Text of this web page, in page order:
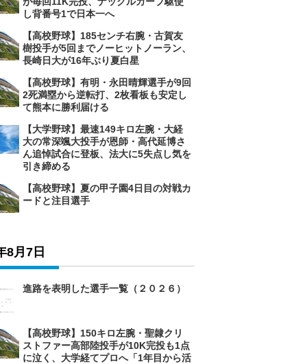
し背番号1で日本一へ
【高校野球】185センチ右腕・古賀友
樹投手が5回までノーヒットノーラン、
長崎日大が16年ぶり夏白星
【高校野球】有明・永田晴輝選手が9回
2死満塁から逆転打、2枚看板も安定し
て熊本に勝利届ける
【大学野球】最速149キロ左腕・大経
大の常深颯大投手が恩師・高代延博さ
ん追悼試合に登板、法大に5失点し気を
引き締める
【高校野球】夏の甲子園4日目の対戦カ
ードと注目選手
8月7日
進路を表明した選手一覧（２０２６）
【高校野球】150キロ左腕・聖隷クリ
ストファー高部陸投手が10K完投も1点
に泣く、大学経てプロへ「1年目から活